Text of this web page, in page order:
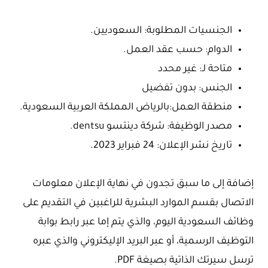
الجنسيات المطلوبة: السعوديين.
الدوام: حسب عقد العمل.
متاحة لـ: غير محدد
الجنس: بدون تفضيل
منطقة العمل:بالرياض المملكة العربية السعودية.
مصدر الوظيفة: شركة دينتسو dentsu.
تاريخ نشر الإعلان: 24 فبراير 2023.
إضافة إلى ما سبق تجدون في نهاية الإعلان معلومات
الاتصال بقسم الموارد البشرية للراغبين في التقديم على
وظائف السعودية اليوم، والذي يتم إما عبر رابط بوابة
التوظيف الرسمية، أو عبر البريد الإليكتروني والذي عبره
ترسل سيرتك الذاتية بصيغة PDF.